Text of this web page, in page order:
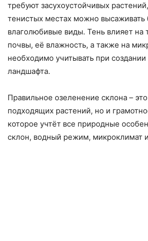
требуют засухоустойчивых
тенистых местах можно высаживать
влаголюбивые виды. Тень влияет на
почвы, её влажность, а также на
необходимо учитывать при
ландшафта.
Правильное озеленение склона –
подходящих растений, но и
которое учтёт все природные
склон, водный режим, микроклимат